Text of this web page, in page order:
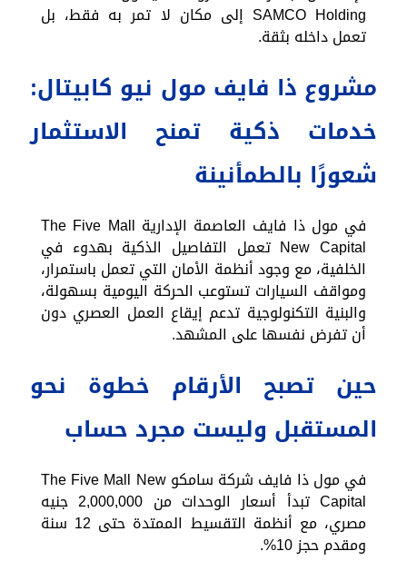
SAMCO Holding إلى مكان لا تمر به فقط، بل
تعمل داخله بثقة.
مشروع ذا فايف مول نيو كابيتال:
خدمات ذكية تمنح الاستثمار
شعورًا بالطمأنينة
في مول ذا فايف العاصمة الإدارية The Five Mall
New Capital تعمل التفاصيل الذكية بهدوء في
الخلفية، مع وجود أنظمة الأمان التي تعمل باستمرار،
ومواقف السيارات تستوعب الحركة اليومية بسهولة،
والبنية التكنولوجية تدعم إيقاع العمل العصري دون
أن تفرض نفسها على المشهد.
حين تصبح الأرقام خطوة نحو
المستقبل وليست مجرد حساب
في مول ذا فايف شركة سامكو The Five Mall New
Capital تبدأ أسعار الوحدات من 2,000,000 جنيه
مصري، مع أنظمة التقسيط الممتدة حتى 12 سنة
ومقدم حجز 10%.